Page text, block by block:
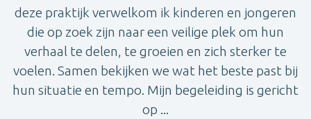
deze praktijk verwelkom ik kinderen en jongeren
die op zoek zijn naar een veilige plek om hun
verhaal te delen, te groeien en zich sterker te
voelen. Samen bekijken we wat het beste past bij
hun situatie en tempo. Mijn begeleiding is gericht
op ...